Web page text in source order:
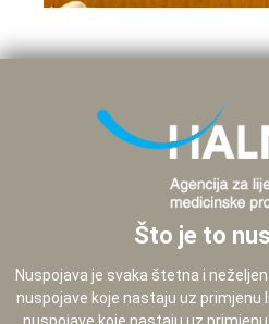
Što je to
Nuspojava je svaka štetna i
nuspojave koje nastaju uz primjenu